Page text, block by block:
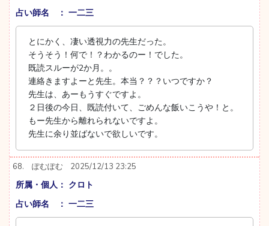
占い師名 ： 一二三
とにかく、凄い透視力の先生だった。
そうそう！何で！？わかるのー！でした。
既読スルーが2か月。。
連絡きますよーと先生。本当？？？いつですか？
先生は、あーもうすぐですよ。
２日後の今日、既読付いて、ごめんな飯いこうや！と。
もー先生から離れられないですよ。
先生に余り並ばないで欲しいです。
68. ぽむぽむ 2025/12/13 23:25
所属・個人： クロト
占い師名 ： 一二三